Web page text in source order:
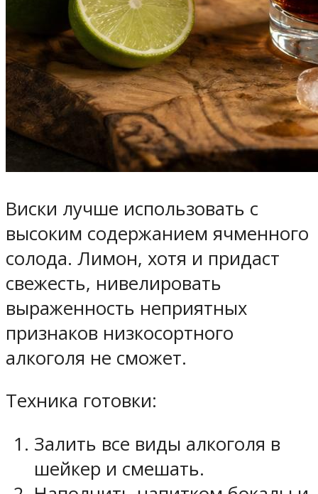
Виски лучше использовать с
высоким содержанием ячменного
солода. Лимон, хотя и придаст
свежесть, нивелировать
выраженность неприятных
признаков низкосортного
алкоголя не сможет.
Техника готовки:
Залить все виды алкоголя в
шейкер и смешать.